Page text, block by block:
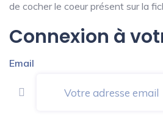
de cocher le coeur présent sur la
Connexion à
Email